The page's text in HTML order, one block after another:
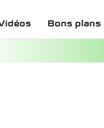
Bons plans